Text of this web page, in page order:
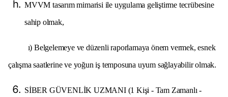
MVVM tasarım mimarisi ile uygulama geliştirme tecrübesine
sahip olmak,
ı) Belgelemeye ve düzenli raporlamaya önem vermek, esnek
çalışma saatlerine ve yoğun iş temposuna uyum sağlayabilir olmak.
SİBER GÜVENLİK UZMANI (1 Kişi - Tam Zamanlı -